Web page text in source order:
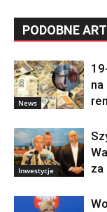
PODOBNE
News
na
Inwestycje
za